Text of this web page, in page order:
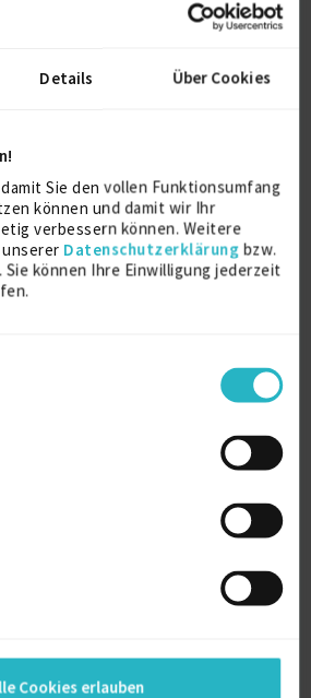
Details Über Cookies
Sie den vollen Funktionsumfang
können und damit wir Ihr
verbessern können. Weitere
Datenschutzerklärung bzw.
. Sie können Ihre Einwilligung jederzeit
Cookies erlauben
BOSCH, GEZE, NOKIA,
BOSCH, GEZE, NOKIA,